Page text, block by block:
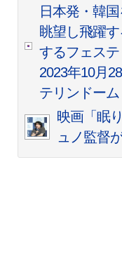
日本発・韓
眺望し飛躍
するフェス
2023年10月
テリンドー
映画「眠
ュノ監督